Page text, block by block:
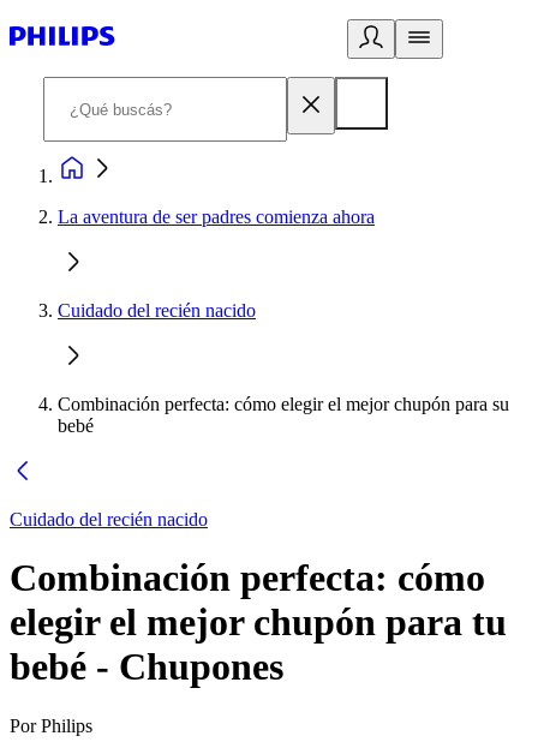
La aventura de ser padres comienza ahora
Cuidado del recién nacido
Combinación perfecta: cómo elegir el mejor chupón para su
bebé
Cuidado del recién nacido
Combinación perfecta: cómo
elegir el mejor chupón para tu
bebé - Chupones
Por Philips